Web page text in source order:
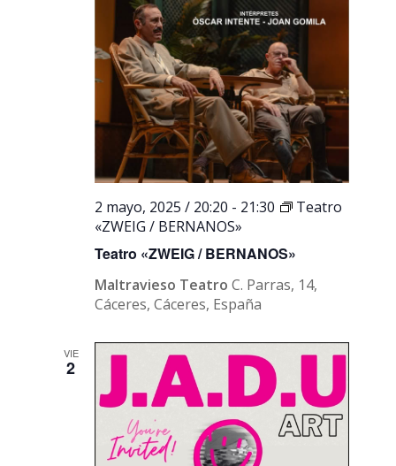
Teatro «ZWEIG / BERNANOS»
2 mayo, 2025 / 20:20 - 21:30
Teatro
«ZWEIG / BERNANOS»
Maltravieso TeatroC. Parras, 14,
Cáceres, Cáceres, España
VIE
2